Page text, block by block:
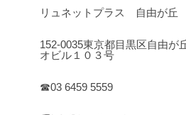
リュネットプラス 自由が丘
152-0035東京都目黒区自由が
オビル１０３号
☎03 6459 5559